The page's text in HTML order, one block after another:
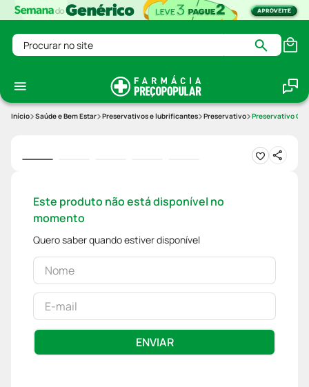
Procurar no site
Saúde e Bem Estar Preservativos e lubrificantes Preservativo Preservativo
Este produto não está disponível no
momento
Quero saber quando estiver disponível
ENVIAR